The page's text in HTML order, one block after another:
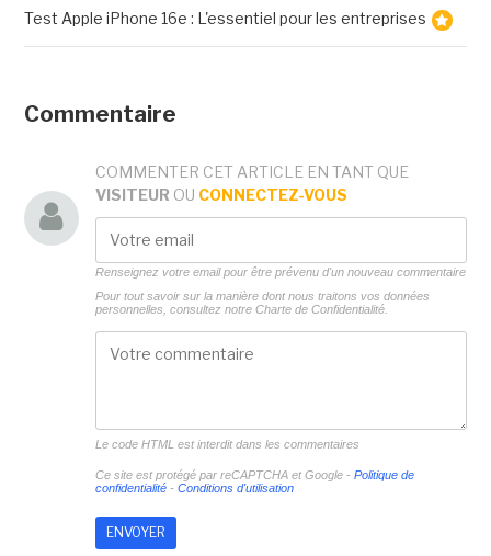
Test Apple iPhone 16e : L'essentiel pour les entreprises
Commentaire
COMMENTER CET ARTICLE EN TANT QUE
VISITEUR OU CONNECTEZ-VOUS
Renseignez votre email pour être prévenu d'un nouveau commentaire
Pour tout savoir sur la manière dont nous traitons vos données
personnelles, consultez notre Charte de Confidentialité.
Le code HTML est interdit dans les commentaires
Ce site est protégé par reCAPTCHA et Google - Politique de
confidentialité- Conditions d'utilisation